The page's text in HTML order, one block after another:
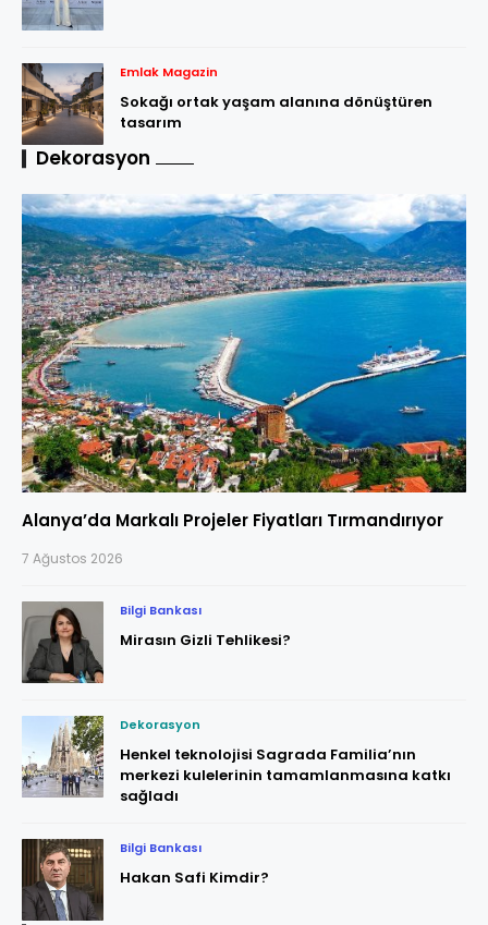
Emlak Magazin
Sokağı ortak yaşam alanına dönüştüren
tasarım
Dekorasyon
Alanya’da Markalı Projeler Fiyatları Tırmandırıyor
7 Ağustos 2026
Bilgi Bankası
Mirasın Gizli Tehlikesi?
Dekorasyon
Henkel teknolojisi Sagrada Familia’nın
merkezi kulelerinin tamamlanmasına katkı
sağladı
Bilgi Bankası
Hakan Safi Kimdir?